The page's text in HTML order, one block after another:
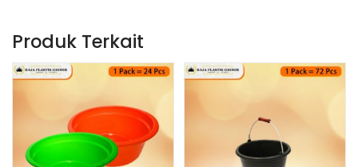
Produk Terkait